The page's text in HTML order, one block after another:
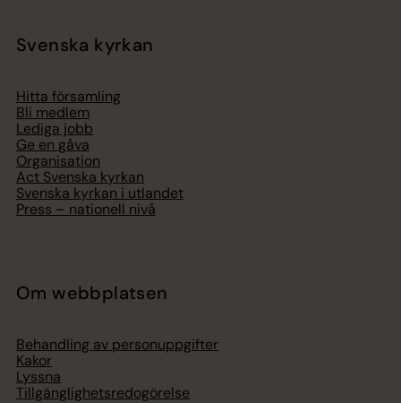
Svenska kyrkan
Hitta församling
Bli medlem
Lediga jobb
Ge en gåva
Organisation
Act Svenska kyrkan
Svenska kyrkan i utlandet
Press – nationell nivå
Om webbplatsen
Behandling av personuppgifter
Kakor
Lyssna
Tillgänglighetsredogörelse